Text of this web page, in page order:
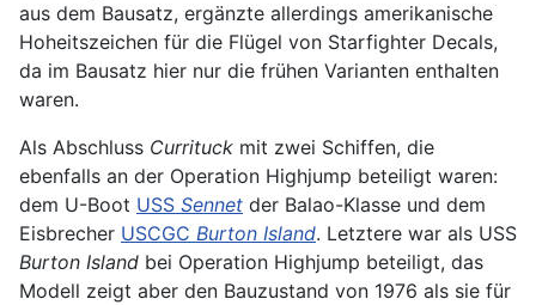
aus dem Bausatz, ergänzte allerdings amerikanische
Hoheitszeichen für die Flügel von Starfighter Decals,
da im Bausatz hier nur die frühen Varianten enthalten
waren.
Als Abschluss Currituck mit zwei Schiffen, die
ebenfalls an der Operation Highjump beteiligt waren:
dem U-Boot USS Sennet der Balao-Klasse und dem
Eisbrecher USCGC Burton Island. Letztere war als USS
Burton Island bei Operation Highjump beteiligt, das
Modell zeigt aber den Bauzustand von 1976 als sie für